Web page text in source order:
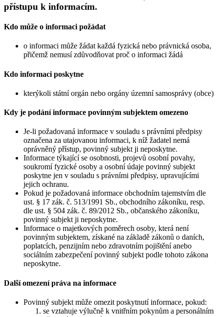
přístupu k informacím.
Kdo může o informaci požádat
o informaci může žádat každá fyzická nebo právnická osoba,
přičemž nemusí zdůvodňovat proč o informaci žádá
Kdo informaci poskytne
kterýkoli státní orgán nebo orgány územní samosprávy (obce)
Kdy je podání informace povinným subjektem omezeno
Je-li požadovaná informace v souladu s právními předpisy
označena za utajovanou informaci, k níž žadatel nemá
oprávněný přístup, povinný subjekt ji neposkytne.
Informace týkající se osobnosti, projevů osobní povahy,
soukromí fyzické osoby a osobní údaje povinný subjekt
poskytne jen v souladu s právními předpisy, upravujícími
jejich ochranu.
Pokud je požadovaná informace obchodním tajemstvím dle
ust. § 17 zák. č. 513/1991 Sb., obchodního zákoníku, resp.
dle ust. § 504 zák. č. 89/2012 Sb., občanského zákoníku,
povinný subjekt ji neposkytne.
Informace o majetkových poměrech osoby, která není
povinným subjektem, získané na základě zákonů o daních,
poplatcích, penzijním nebo zdravotním pojištění anebo
sociálním zabezpečení povinný subjekt podle tohoto zákona
neposkytne.
Další omezení práva na informace
Povinný subjekt může omezit poskytnutí informace, pokud:
se vztahuje výlučně k vnitřním pokynům a personálním